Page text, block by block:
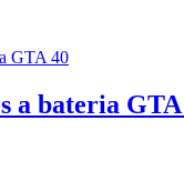
a bateria GTA